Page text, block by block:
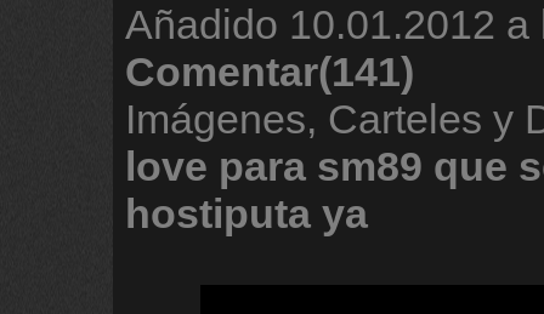
Añadido 10.01.2012 a
Comentar(141)
Imágenes, Carteles y
love para sm89 que
hostiputa ya